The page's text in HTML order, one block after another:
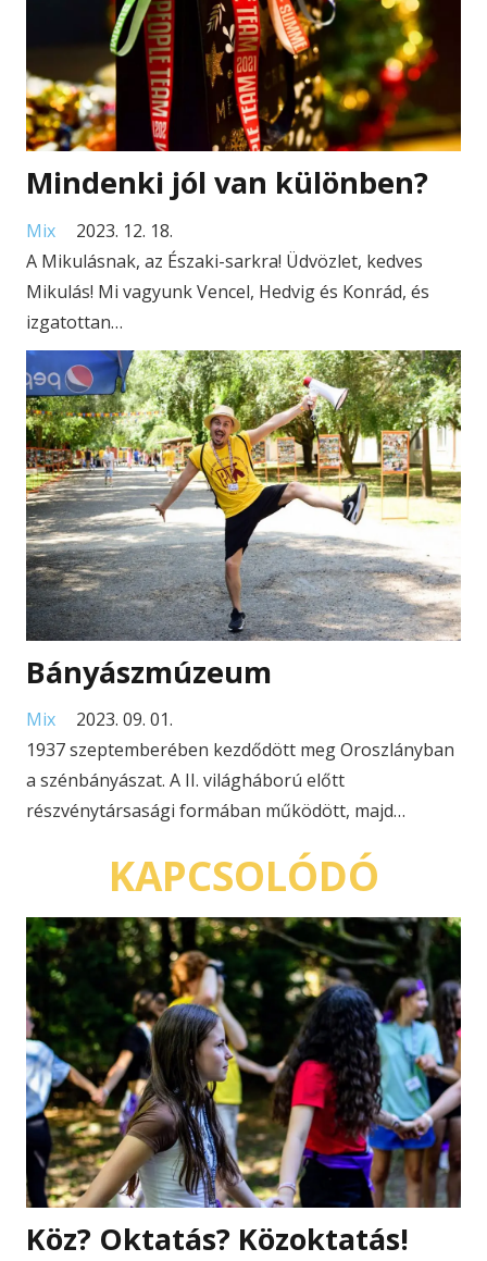
Mindenki jól van különben?
Mix
2023. 12. 18.
A Mikulásnak, az Északi-sarkra! Üdvözlet, kedves
Mikulás! Mi vagyunk Vencel, Hedvig és Konrád, és
izgatottan…
Bányászmúzeum
Mix
2023. 09. 01.
1937 szeptemberében kezdődött meg Oroszlányban
a szénbányászat. A II. világháború előtt
részvénytársasági formában működött, majd…
KAPCSOLÓDÓ
Köz? Oktatás? Közoktatás!